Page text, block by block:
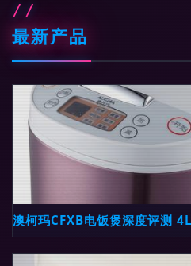
最新产品
澳柯玛CFXB电饭煲深度评测